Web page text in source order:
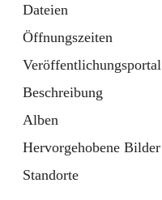
Dateien
Öffnungszeiten
Veröffentlichungsportal
Beschreibung
Alben
Hervorgehobene Bilder
Standorte